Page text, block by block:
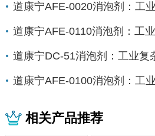
相关产品推荐